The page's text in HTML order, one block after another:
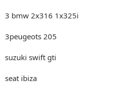
3 bmw 2x316 1x325i
3peugeots 205
suzuki swift gti
seat ibiza